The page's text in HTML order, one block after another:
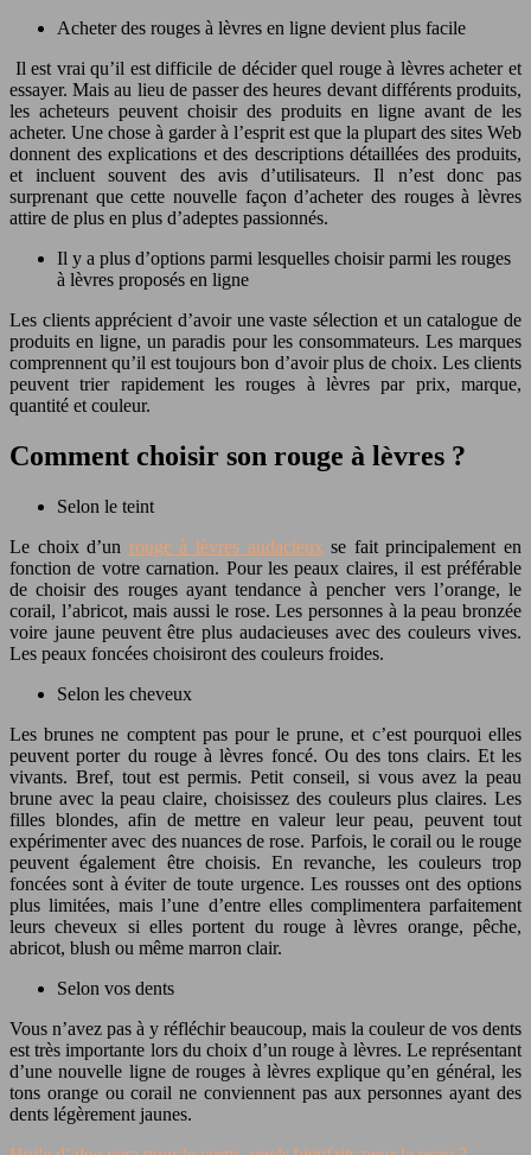
Acheter des rouges à lèvres en ligne devient plus facile
Il est vrai qu’il est difficile de décider quel rouge à lèvres acheter et
essayer. Mais au lieu de passer des heures devant différents produits,
les acheteurs peuvent choisir des produits en ligne avant de les
acheter. Une chose à garder à l’esprit est que la plupart des sites Web
donnent des explications et des descriptions détaillées des produits,
et incluent souvent des avis d’utilisateurs. Il n’est donc pas
surprenant que cette nouvelle façon d’acheter des rouges à lèvres
attire de plus en plus d’adeptes passionnés.
Il y a plus d’options parmi lesquelles choisir parmi les rouges
à lèvres proposés en ligne
Les clients apprécient d’avoir une vaste sélection et un catalogue de
produits en ligne, un paradis pour les consommateurs. Les marques
comprennent qu’il est toujours bon d’avoir plus de choix. Les clients
peuvent trier rapidement les rouges à lèvres par prix, marque,
quantité et couleur.
Comment choisir son rouge à lèvres ?
Selon le teint
Le choix d’un rouge à lèvres audacieux se fait principalement en
fonction de votre carnation. Pour les peaux claires, il est préférable
de choisir des rouges ayant tendance à pencher vers l’orange, le
corail, l’abricot, mais aussi le rose. Les personnes à la peau bronzée
voire jaune peuvent être plus audacieuses avec des couleurs vives.
Les peaux foncées choisiront des couleurs froides.
Selon les cheveux
Les brunes ne comptent pas pour le prune, et c’est pourquoi elles
peuvent porter du rouge à lèvres foncé. Ou des tons clairs. Et les
vivants. Bref, tout est permis. Petit conseil, si vous avez la peau
brune avec la peau claire, choisissez des couleurs plus claires. Les
filles blondes, afin de mettre en valeur leur peau, peuvent tout
expérimenter avec des nuances de rose. Parfois, le corail ou le rouge
peuvent également être choisis. En revanche, les couleurs trop
foncées sont à éviter de toute urgence. Les rousses ont des options
plus limitées, mais l’une d’entre elles complimentera parfaitement
leurs cheveux si elles portent du rouge à lèvres orange, pêche,
abricot, blush ou même marron clair.
Selon vos dents
Vous n’avez pas à y réfléchir beaucoup, mais la couleur de vos dents
est très importante lors du choix d’un rouge à lèvres. Le représentant
d’une nouvelle ligne de rouges à lèvres explique qu’en général, les
tons orange ou corail ne conviennent pas aux personnes ayant des
dents légèrement jaunes.